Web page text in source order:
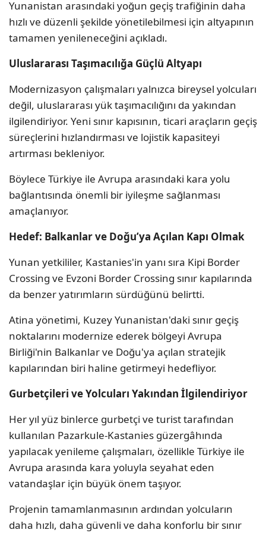
Yunanistan arasındaki yoğun geçiş trafiğinin daha
hızlı ve düzenli şekilde yönetilebilmesi için altyapının
tamamen yenileneceğini açıkladı.
Uluslararası Taşımacılığa Güçlü Altyapı
Modernizasyon çalışmaları yalnızca bireysel yolcuları
değil, uluslararası yük taşımacılığını da yakından
ilgilendiriyor. Yeni sınır kapısının, ticari araçların geçiş
süreçlerini hızlandırması ve lojistik kapasiteyi
artırması bekleniyor.
Böylece Türkiye ile Avrupa arasındaki kara yolu
bağlantısında önemli bir iyileşme sağlanması
amaçlanıyor.
Hedef: Balkanlar ve Doğu’ya Açılan Kapı Olmak
Yunan yetkililer, Kastanies'in yanı sıra Kipi Border
Crossing ve Evzoni Border Crossing sınır kapılarında
da benzer yatırımların sürdüğünü belirtti.
Atina yönetimi, Kuzey Yunanistan'daki sınır geçiş
noktalarını modernize ederek bölgeyi Avrupa
Birliği'nin Balkanlar ve Doğu'ya açılan stratejik
kapılarından biri haline getirmeyi hedefliyor.
Gurbetçileri ve Yolcuları Yakından İlgilendiriyor
Her yıl yüz binlerce gurbetçi ve turist tarafından
kullanılan Pazarkule-Kastanies güzergâhında
yapılacak yenileme çalışmaları, özellikle Türkiye ile
Avrupa arasında kara yoluyla seyahat eden
vatandaşlar için büyük önem taşıyor.
Projenin tamamlanmasının ardından yolcuların
daha hızlı, daha güvenli ve daha konforlu bir sınır